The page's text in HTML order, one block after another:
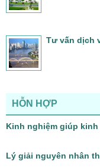
Tư vấn dịch
HỖN HỢP
Kinh nghiệm giúp
Lý giải nguyên nhân